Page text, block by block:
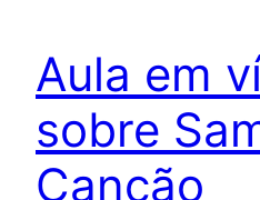
Aula em
sobre
Canção